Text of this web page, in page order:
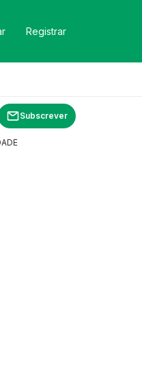
Registrar
Subscrever